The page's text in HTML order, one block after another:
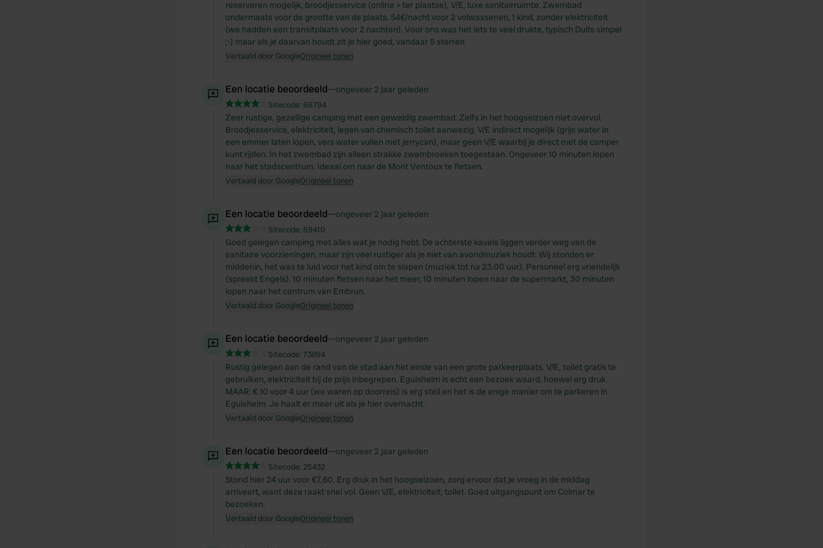
reserveren mogelijk, broodjesservice (online + ter plaatse), V/E, luxe sanitairruimte. Zwembad
ondermaats voor de grootte van de plaats. 54€/nacht voor 2 volwassenen, 1 kind, zonder elektriciteit
(we hadden een transitplaats voor 2 nachten). Voor ons was het iets te veel drukte, typisch Duits simpel
;-) maar als je daarvan houdt zit je hier goed, vandaar 5 sterren
Vertaald door GoogleOrigineel tonen
Een locatie beoordeeld—ongeveer 2 jaar geleden
Sitecode: 66794
Zeer rustige, gezellige camping met een geweldig zwembad. Zelfs in het hoogseizoen niet overvol.
Broodjesservice, elektriciteit, legen van chemisch toilet aanwezig. V/E indirect mogelijk (grijs water in
een emmer laten lopen, vers water vullen met jerrycan), maar geen V/E waarbij je direct met de camper
kunt rijden. In het zwembad zijn alleen strakke zwembroeken toegestaan. Ongeveer 10 minuten lopen
naar het stadscentrum. Ideaal om naar de Mont Ventoux te fietsen.
Vertaald door GoogleOrigineel tonen
Een locatie beoordeeld—ongeveer 2 jaar geleden
Sitecode: 59410
Goed gelegen camping met alles wat je nodig hebt. De achterste kavels liggen verder weg van de
sanitaire voorzieningen, maar zijn veel rustiger als je niet van avondmuziek houdt. Wij stonden er
middenin, het was te luid voor het kind om te slapen (muziek tot na 23.00 uur). Personeel erg vriendelijk
(spreekt Engels). 10 minuten fietsen naar het meer, 10 minuten lopen naar de supermarkt, 30 minuten
lopen naar het centrum van Embrun.
Vertaald door GoogleOrigineel tonen
Een locatie beoordeeld—ongeveer 2 jaar geleden
Sitecode: 73894
Rustig gelegen aan de rand van de stad aan het einde van een grote parkeerplaats. V/E, toilet gratis te
gebruiken, elektriciteit bij de prijs inbegrepen. Eguisheim is echt een bezoek waard, hoewel erg druk.
MAAR: € 10 voor 4 uur (we waren op doorreis) is erg steil en het is de enige manier om te parkeren in
Eguisheim. Je haalt er meer uit als je hier overnacht.
Vertaald door GoogleOrigineel tonen
Een locatie beoordeeld—ongeveer 2 jaar geleden
Sitecode: 25432
Stond hier 24 uur voor €7,60. Erg druk in het hoogseizoen, zorg ervoor dat je vroeg in de middag
arriveert, want deze raakt snel vol. Geen V/E, elektriciteit, toilet. Goed uitgangspunt om Colmar te
bezoeken.
Vertaald door GoogleOrigineel tonen